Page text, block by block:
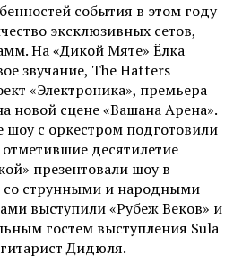
события в этом году
эксклюзивных сетов,
На «Дикой Мяте» Ёлка
звучание, The Hatters
«Электроника», премьера
новой сцене «Вашана Арена».
с оркестром подготовили
десятилетие
презентовали шоу в
со струнными и народными
выступили «Рубеж Веков» и
гостем выступления Sula
Дидюля.